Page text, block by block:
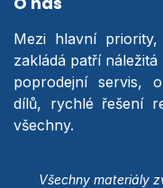
Mezi hlavní
zakládá patří
poprodejní servis,
dílů, rychlé řešení
všechny.
Všechny materiály